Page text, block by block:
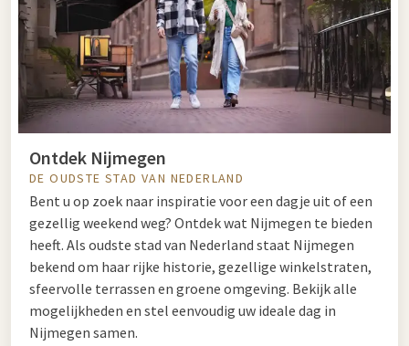
Ontdek Nijmegen
DE OUDSTE STAD VAN NEDERLAND
Bent u op zoek naar inspiratie voor een dagje uit of een
gezellig weekend weg? Ontdek wat Nijmegen te bieden
heeft. Als oudste stad van Nederland staat Nijmegen
bekend om haar rijke historie, gezellige winkelstraten,
sfeervolle terrassen en groene omgeving. Bekijk alle
mogelijkheden en stel eenvoudig uw ideale dag in
Nijmegen samen.